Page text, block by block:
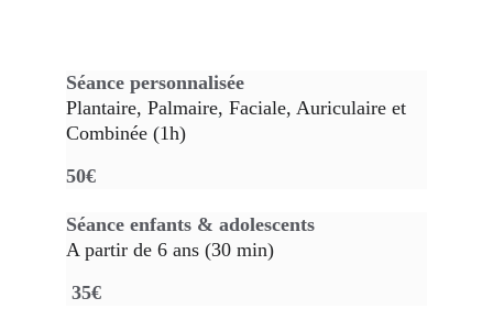
Séance personnalisée
Plantaire, Palmaire, Faciale, Auriculaire et
Combinée (1h)
50€
Séance enfants & adolescents
A partir de 6 ans (30 min)
35€